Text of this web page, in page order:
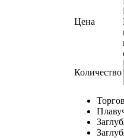
Цена
Количество